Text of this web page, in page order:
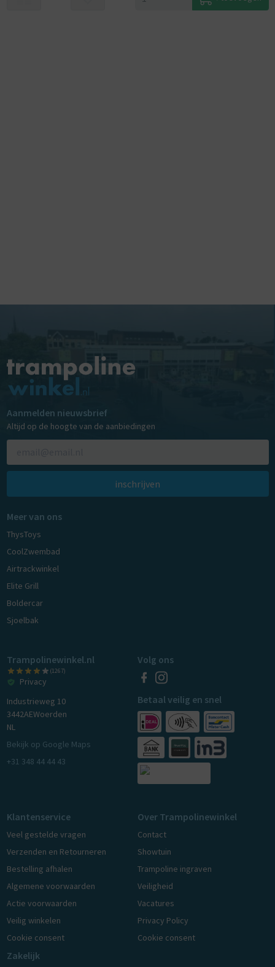
Aanmelden nieuwsbrief
Altijd op de hoogte van de aanbiedingen
inschrijven
Meer van ons
ThysToys
CoolZwembad
Airtrackwinkel
Elite Grill
Boldercar
Sjoelbak
Trampolinewinkel.nl
(1267)
Privacy
Industrieweg 10
3442AEWoerden
NL
Bekijk op Google Maps
+31 348 44 44 43
Volg ons
Betaal veilig en snel
Klantenservice
Veel gestelde vragen
Verzenden en Retourneren
Bestelling afhalen
Algemene voorwaarden
Actie voorwaarden
Veilig winkelen
Cookie consent
Over Trampolinewinkel
Contact
Showtuin
Trampoline ingraven
Veiligheid
Vacatures
Privacy Policy
Cookie consent
Zakelijk